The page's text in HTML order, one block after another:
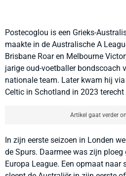
Postecoglou is een Grieks-
maakte in de Australische A
Brisbane Roar en Melbourne
jarige oud-voetballer bondscoach
nationale team. Later kwam hij
Celtic in Schotland in 2023
Artikel gaat verder
In zijn eerste seizoen in Londen
de Spurs. Daarmee was zijn
Europa League. Een opmaat naar